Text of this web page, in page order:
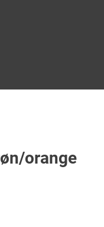
orange